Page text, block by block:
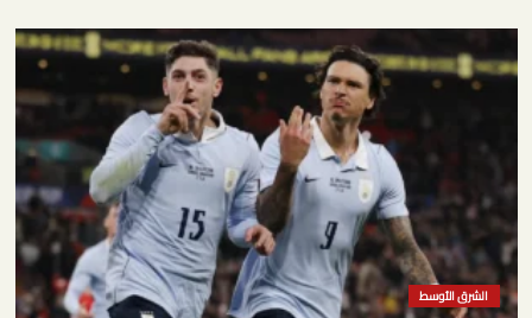
الشرق الأوسط